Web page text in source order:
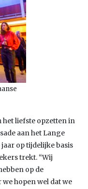
het liefste opzetten in
aan het Lange
op tijdelijke basis
trekt. “Wij
op de
we hopen wel dat we